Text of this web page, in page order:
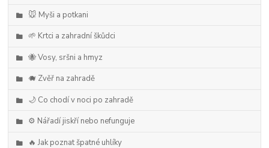
🐭 Myši a potkani
🌱 Krtci a zahradní škůdci
🐝 Vosy, sršni a hmyz
🐗 Zvěř na zahradě
🌙 Co chodí v noci po zahradě
⚙️ Nářadí jiskří nebo nefunguje
🔥 Jak poznat špatné uhlíky